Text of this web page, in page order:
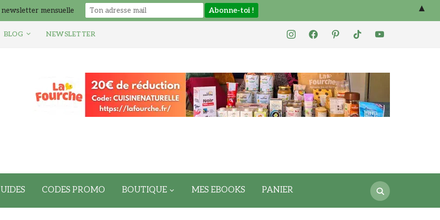
instagramfacebookpinteresttiktok youtube
BLOG NEWSLETTER
Search
for:
CODES PROMO BOUTIQUE MES EBOOKS PANIER
newsletter mensuelle ▲